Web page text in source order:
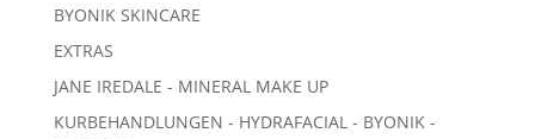
BYONIK SKINCARE
EXTRAS
JANE IREDALE - MINERAL MAKE UP
KURBEHANDLUNGEN - HYDRAFACIAL - BYONIK -